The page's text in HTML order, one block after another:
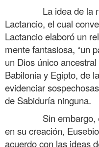
La idea de la
Lactancio, el cual
Lactancio elaboró un
mente fantasiosa, “un
un Dios único
Babilonia y Egipto, de
evidenciar
de Sabiduría ninguna.
Sin embargo,
en su creación,
acuerdo con las ideas